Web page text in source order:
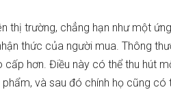
thị trường, chẳng hạn như một
thức của người mua. Thông
hơn. Điều này có thể thu hút
và sau đó chính họ cũng